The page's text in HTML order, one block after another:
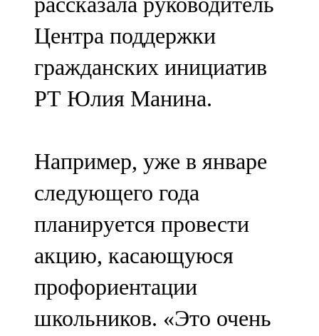
Центра поддержки
гражданских инициатив
РТ Юлия Манина.
Например, уже в январе
следующего года
планируется провести
акцию, касающуюся
профориентации
школьников. «Это очень